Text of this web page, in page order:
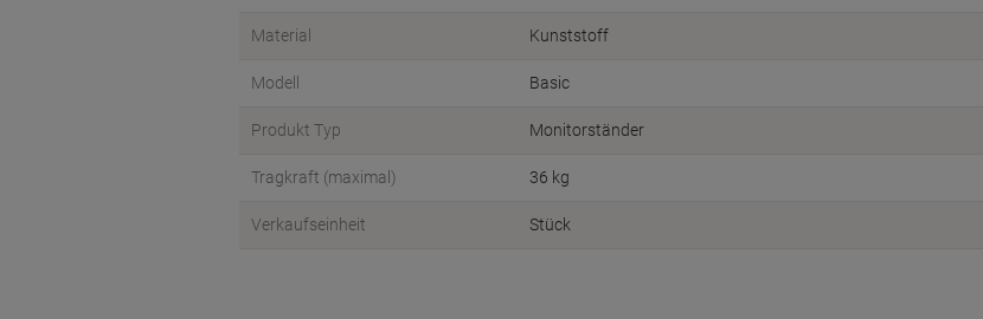
Material Kunststoff
Modell Basic
Produkt Typ Monitorständer
Tragkraft (maximal) 36 kg
Verkaufseinheit Stück